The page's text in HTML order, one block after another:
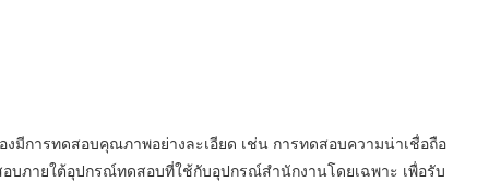
งมีการทดสอบคุณภาพอย่างละเอียด เช่น การทดสอบความน่าเชื่อถือ
บภายใต้อุปกรณ์ทดสอบที่ใช้กับอุปกรณ์สำนักงานโดยเฉพาะ เพื่อรับ